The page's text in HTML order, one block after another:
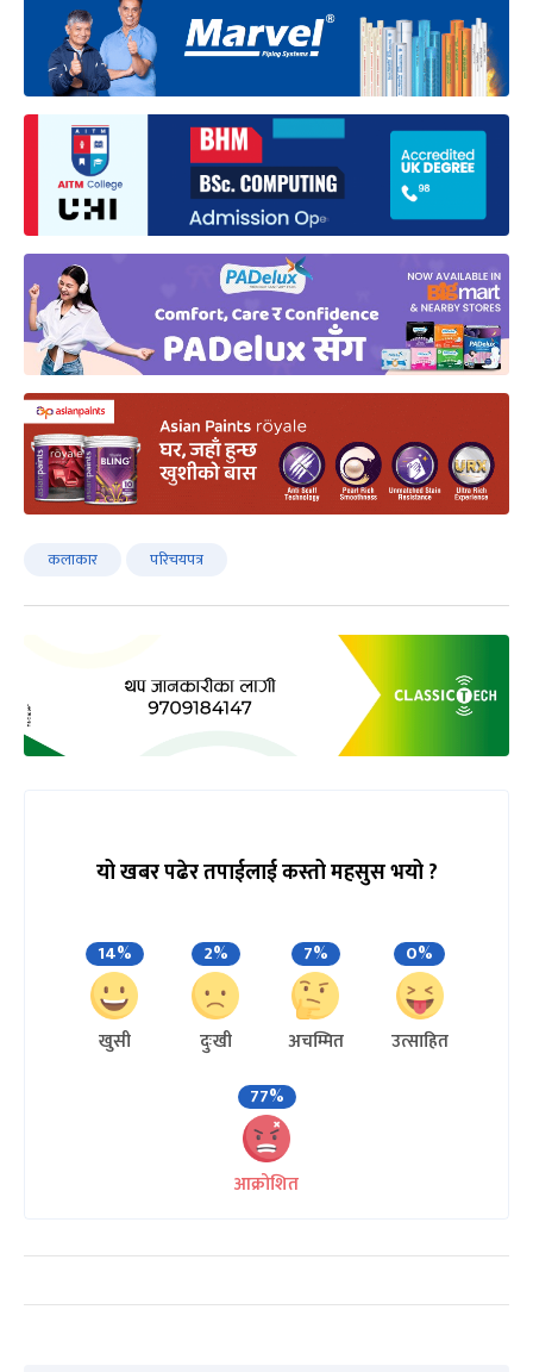
कलाकार परिचयपत्र
यो खबर पढेर तपाईलाई कस्तो महसुस भयो ?
14%
खुसी
2%
दुःखी
7%
अचम्मित
0%
उत्साहित
77%
आक्रोशित